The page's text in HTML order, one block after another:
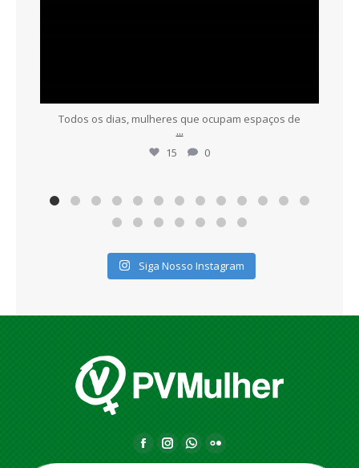
Todos os dias, mulheres que ocupam espaços de
...
15
0
Siga Nosso Instagram
F
I
W
F